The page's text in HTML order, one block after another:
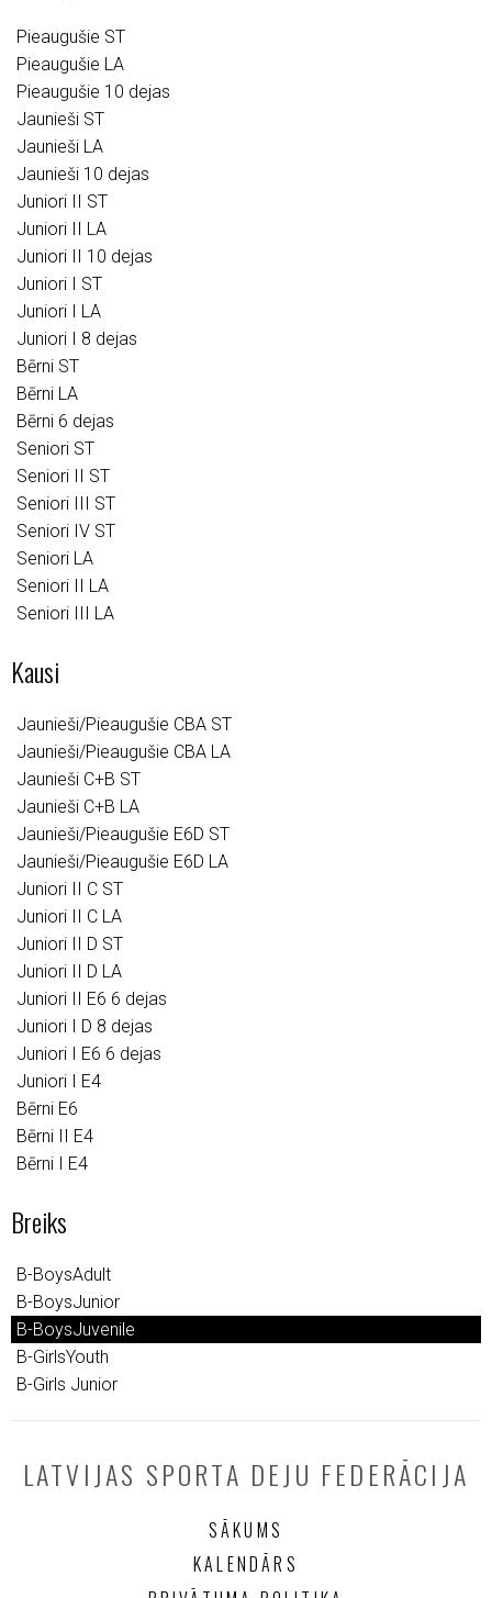
Pieaugušie ST
Pieaugušie LA
Pieaugušie 10 dejas
Jaunieši ST
Jaunieši LA
Jaunieši 10 dejas
Juniori II ST
Juniori II LA
Juniori II 10 dejas
Juniori I ST
Juniori I LA
Juniori I 8 dejas
Bērni ST
Bērni LA
Bērni 6 dejas
Seniori ST
Seniori II ST
Seniori III ST
Seniori IV ST
Seniori LA
Seniori II LA
Seniori III LA
Kausi
Jaunieši/Pieaugušie CBA ST
Jaunieši/Pieaugušie CBA LA
Jaunieši C+B ST
Jaunieši C+B LA
Jaunieši/Pieaugušie E6D ST
Jaunieši/Pieaugušie E6D LA
Juniori II C ST
Juniori II C LA
Juniori II D ST
Juniori II D LA
Juniori II E6 6 dejas
Juniori I D 8 dejas
Juniori I E6 6 dejas
Juniori I E4
Bērni E6
Bērni II E4
Bērni I E4
Breiks
B-BoysAdult
B-BoysJunior
B-BoysJuvenile
B-GirlsYouth
B-Girls Junior
LATVIJAS SPORTA DEJU FEDERĀCIJA
SĀKUMS
KALENDĀRS